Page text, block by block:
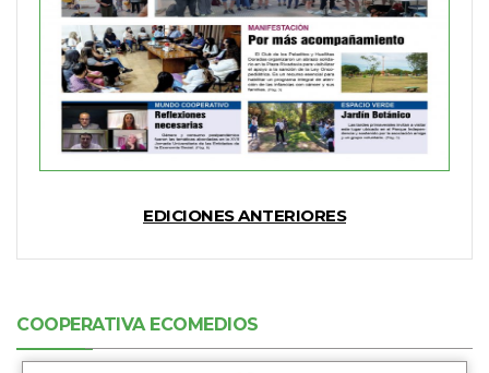
EDICIONES ANTERIORES
COOPERATIVA ECOMEDIOS